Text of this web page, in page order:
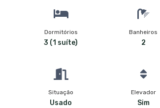
Dormitórios
3 (1 suíte)
Banheiros
2
Situação
Usado
Elevador
Sim